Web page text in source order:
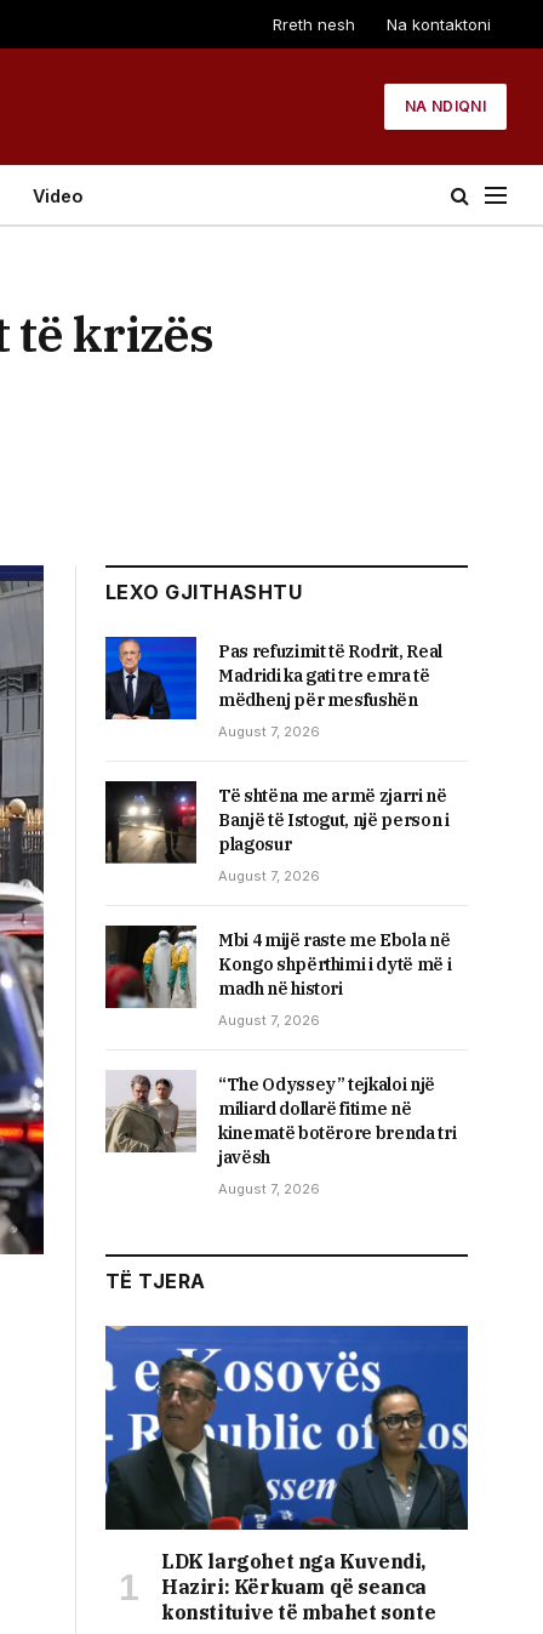
Rreth nesh Na kontaktoni
NA NDIQNI
Video
të krizës
LEXO GJITHASHTU
Pas refuzimit të Rodrit, Real
Madridi ka gati tre emra të
mëdhenj për mesfushën
August 7, 2026
Të shtëna me armë zjarri në
Banjë të Istogut, një person i
plagosur
August 7, 2026
Mbi 4 mijë raste me Ebola në
Kongo shpërthimi i dytë më i
madh në histori
August 7, 2026
“The Odyssey” tejkaloi një
miliard dollarë fitime në
kinematë botërore brenda tri
javësh
August 7, 2026
TË TJERA
LDK largohet nga Kuvendi,
Haziri: Kërkuam që seanca
konstituive të mbahet sonte